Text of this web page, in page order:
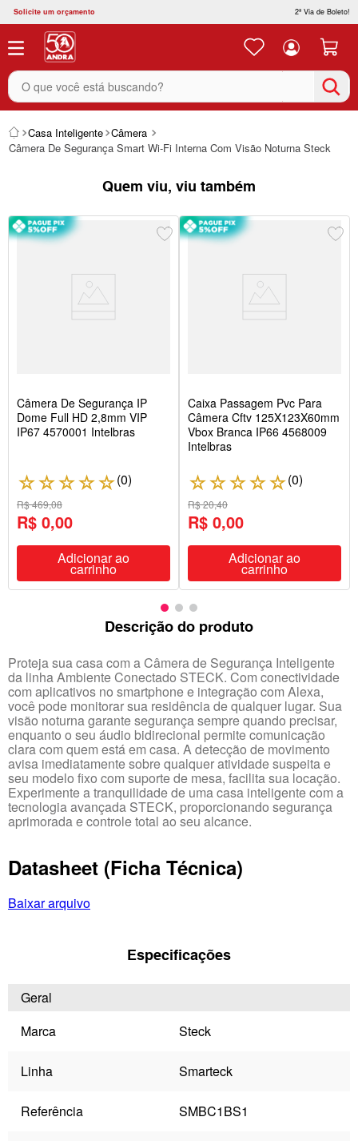
Solicite um orçamento 2ª Via de Boleto!
O que você está buscando?
Casa Inteligente Câmera
Câmera De Segurança Smart Wi-Fi Interna Com Visão Noturna Steck
Quem viu, viu também
Câmera De Segurança IP
Dome Full HD 2,8mm VIP
IP67 4570001 Intelbras
☆☆☆☆☆(0)
R$ 469,08
R$ 0,00
Adicionar ao
carrinho
Caixa Passagem Pvc Para
Câmera Cftv 125X123X60mm
Vbox Branca IP66 4568009
Intelbras
☆☆☆☆☆(0)
R$ 20,40
R$ 0,00
Adicionar ao
carrinho
Descrição do produto
Proteja sua casa com a Câmera de Segurança Inteligente
da linha Ambiente Conectado STECK. Com conectividade
com aplicativos no smartphone e integração com Alexa,
você pode monitorar sua residência de qualquer lugar. Sua
visão noturna garante segurança sempre quando precisar,
enquanto o seu áudio bidirecional permite comunicação
clara com quem está em casa. A detecção de movimento
avisa imediatamente sobre qualquer atividade suspeita e
seu modelo fixo com suporte de mesa, facilita sua locação.
Experimente a tranquilidade de uma casa inteligente com a
tecnologia avançada STECK, proporcionando segurança
aprimorada e controle total ao seu alcance.
Datasheet (Ficha Técnica)
Baixar arquivo
Especificações
Geral
Marca
Steck
Linha Smarteck
Referência SMBC1BS1